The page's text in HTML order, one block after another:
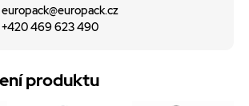
europack@europack.cz
+420 469 623 490
produktu